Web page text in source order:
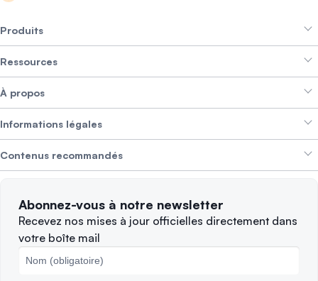
Produits
Smart Exchange
Crypto Bundles
Gagner des revenus
Alpha Deals
Ressources
Aide et support
Brand kit
À propos
À propos de SwissBorg
Offres d’emploi NOUS RECRUTONS
Informations légales
Politique de confidentialité
Plaintes
Politique des cookies
Contenus recommandés
Quand vendre ?
Principales blockchains
Abonnez-vous à notre newsletter
Recevez nos mises à jour officielles directement dans
votre boîte mail